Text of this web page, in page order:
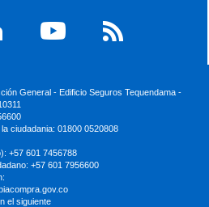
General - Edificio Seguros Tequendama -
ciudadania: 01800 0520808
+57 601 7456788
+57 601 7956600
el siguiente